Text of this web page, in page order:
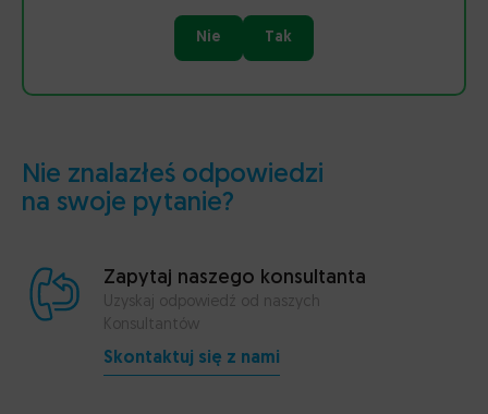
Nie Tak
Nie znalazłeś odpowiedzi
na swoje pytanie?
Zapytaj naszego konsultanta
Uzyskaj odpowiedź od naszych
Konsultantów
Skontaktuj się z nami